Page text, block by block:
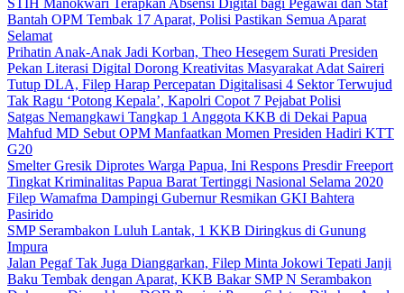
STIH Manokwari Terapkan Absensi Digital bagi Pegawai dan Staf
Bantah OPM Tembak 17 Aparat, Polisi Pastikan Semua Aparat
Selamat
Prihatin Anak-Anak Jadi Korban, Theo Hesegem Surati Presiden
Pekan Literasi Digital Dorong Kreativitas Masyarakat Adat Saireri
Tutup DLA, Filep Harap Percepatan Digitalisasi 4 Sektor Terwujud
Tak Ragu ‘Potong Kepala’, Kapolri Copot 7 Pejabat Polisi
Satgas Nemangkawi Tangkap 1 Anggota KKB di Dekai Papua
Mahfud MD Sebut OPM Manfaatkan Momen Presiden Hadiri KTT
G20
Smelter Gresik Diprotes Warga Papua, Ini Respons Presdir Freeport
Tingkat Kriminalitas Papua Barat Tertinggi Nasional Selama 2020
Filep Wamafma Dampingi Gubernur Resmikan GKI Bahtera
Pasirido
SMP Serambakon Luluh Lantak, 1 KKB Diringkus di Gunung
Impura
Jalan Pegaf Tak Juga Dianggarkan, Filep Minta Jokowi Tepati Janji
Baku Tembak dengan Aparat, KKB Bakar SMP N Serambakon